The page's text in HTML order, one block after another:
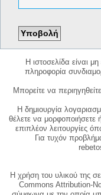
Η ιστοσελίδα είναι
πληροφορία
Μπορείτε να
Η δημιουργία
θέλετε να μορφοποιήσετε
επιπλέον λειτουργίες
Για τυχόν
Η χρήση του υλικού της
Commons Attribution-